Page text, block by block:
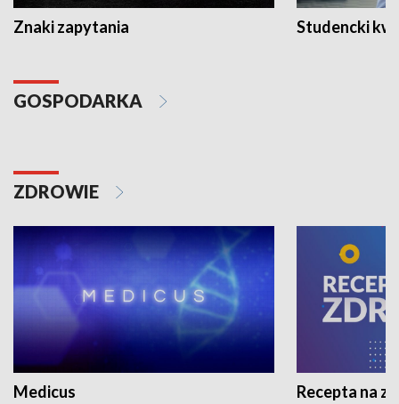
Znaki zapytania Studencki
GOSPODARKA
ZDROWIE
Medicus Recepta na